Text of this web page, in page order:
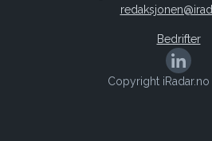
Bedrifter
Copyright